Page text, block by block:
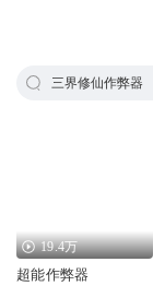
三界修仙作弊器
19.4万
超能作弊器